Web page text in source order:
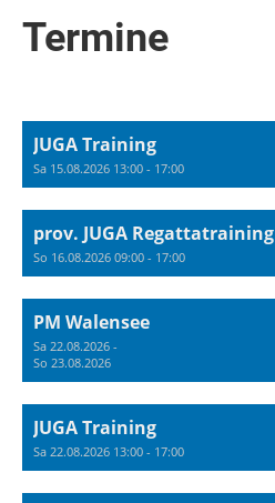
Termine
JUGA Training
Sa 15.08.2026 13:00 - 17:00
prov. JUGA Regattatraining
So 16.08.2026 09:00 - 17:00
PM Walensee
Sa 22.08.2026 -
So 23.08.2026
JUGA Training
Sa 22.08.2026 13:00 - 17:00